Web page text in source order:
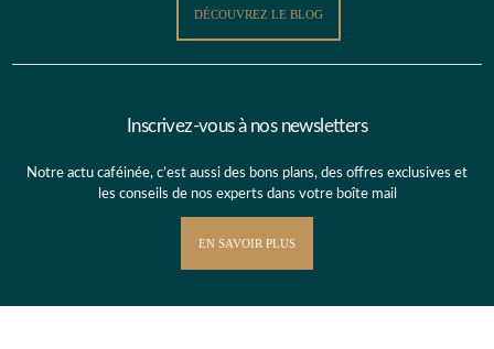
DÉCOUVREZ LE BLOG
Inscrivez-vous à nos newsletters
Notre actu caféinée, c’est aussi des bons plans, des offres exclusives et
les conseils de nos experts dans votre boîte mail
EN SAVOIR PLUS